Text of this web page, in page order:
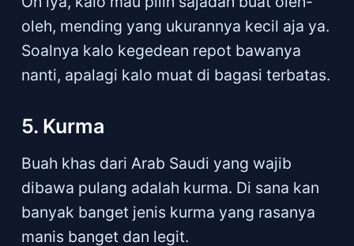
oleh, mending yang ukurannya kecil aja ya.
Soalnya kalo kegedean repot bawanya
nanti, apalagi kalo muat di bagasi terbatas.
5. Kurma
Buah khas dari Arab Saudi yang wajib
dibawa pulang adalah kurma. Di sana kan
banyak banget jenis kurma yang rasanya
manis banget dan legit.